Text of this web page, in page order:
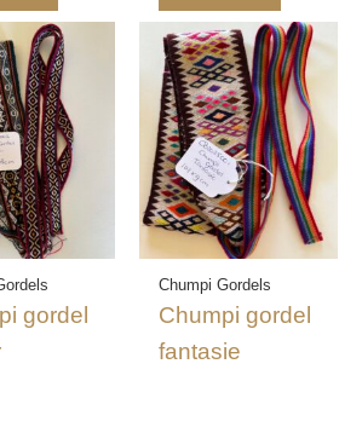
gordel
Chumpi Gordels
Chumpi gordel
fantasie